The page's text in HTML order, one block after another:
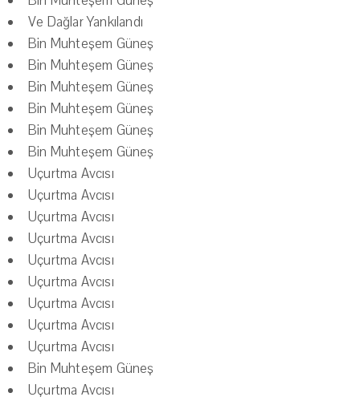
Ve Dağlar Yankılandı
Bin Muhteşem Güneş
Bin Muhteşem Güneş
Bin Muhteşem Güneş
Bin Muhteşem Güneş
Bin Muhteşem Güneş
Bin Muhteşem Güneş
Uçurtma Avcısı
Uçurtma Avcısı
Uçurtma Avcısı
Uçurtma Avcısı
Uçurtma Avcısı
Uçurtma Avcısı
Uçurtma Avcısı
Uçurtma Avcısı
Uçurtma Avcısı
Bin Muhteşem Güneş
Uçurtma Avcısı